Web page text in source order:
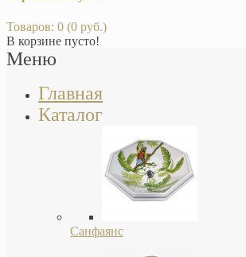
Товаров: 0 (0 руб.)
В корзине пусто!
Меню
Главная
Каталог
Санфаянс